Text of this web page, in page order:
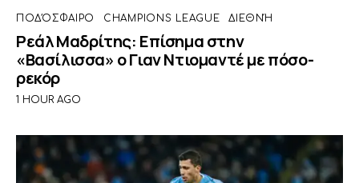
ΠΟΔΌΣΦΑΙΡΟ CHAMPIONS LEAGUE ΔΙΕΘΝΉ
Ρεάλ Μαδρίτης: Επίσημα στην
«Βασίλισσα» ο Γιαν Ντιομαντέ με πόσο-
ρεκόρ
1 HOUR AGO